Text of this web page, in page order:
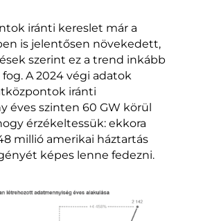
iránti kereslet már a
is jelentősen növekedett,
szerint ez a trend inkább
A 2024 végi adatok
iránti
éves szinten 60 GW körül
érzékeltessük: ekkora
millió amerikai háztartás
képes lenne fedezni.